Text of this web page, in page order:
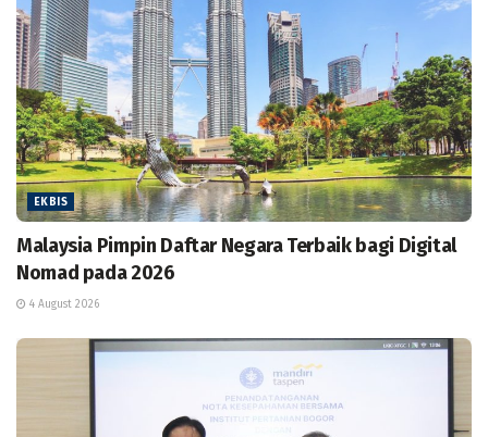
EKBIS
Malaysia Pimpin Daftar Negara Terbaik bagi Digital
Nomad pada 2026
4 August 2026